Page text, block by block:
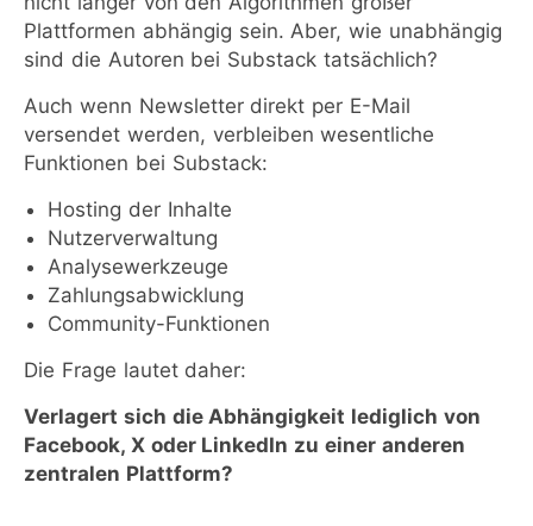
Plattformen abhängig sein. Aber, wie unabhängig
sind die Autoren bei Substack tatsächlich?
Auch wenn Newsletter direkt per E-Mail
versendet werden, verbleiben wesentliche
Funktionen bei Substack:
Hosting der Inhalte
Nutzerverwaltung
Analysewerkzeuge
Zahlungsabwicklung
Community-Funktionen
Die Frage lautet daher:
Verlagert sich die Abhängigkeit lediglich von
Facebook, X oder LinkedIn zu einer anderen
zentralen Plattform?